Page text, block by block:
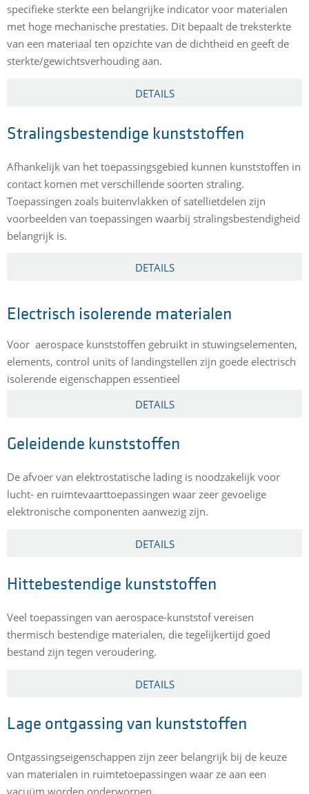
specifieke sterkte een belangrijke indicator voor materialen
met hoge mechanische prestaties. Dit bepaalt de treksterkte
van een materiaal ten opzichte van de dichtheid en geeft de
sterkte/gewichtsverhouding aan.
DETAILS
Stralingsbestendige kunststoffen
Afhankelijk van het toepassingsgebied kunnen kunststoffen in
contact komen met verschillende soorten straling.
Toepassingen zoals buitenvlakken of satellietdelen zijn
voorbeelden van toepassingen waarbij stralingsbestendigheid
belangrijk is.
DETAILS
Electrisch isolerende materialen
Voor aerospace kunststoffen gebruikt in stuwingselementen,
elements, control units of landingstellen zijn goede electrisch
isolerende eigenschappen essentieel
DETAILS
Geleidende kunststoffen
De afvoer van elektrostatische lading is noodzakelijk voor
lucht- en ruimtevaarttoepassingen waar zeer gevoelige
elektronische componenten aanwezig zijn.
DETAILS
Hittebestendige kunststoffen
Veel toepassingen van aerospace-kunststof vereisen
thermisch bestendige materialen, die tegelijkertijd goed
bestand zijn tegen veroudering.
DETAILS
Lage ontgassing van kunststoffen
Ontgassingseigenschappen zijn zeer belangrijk bij de keuze
van materialen in ruimtetoepassingen waar ze aan een